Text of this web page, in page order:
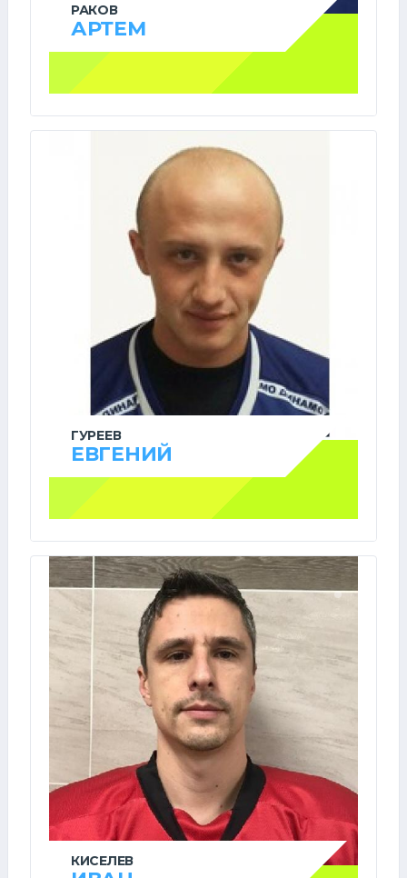
РАКОВ
АРТЕМ
ГУРЕЕВ
ЕВГЕНИЙ
КИСЕЛЕВ